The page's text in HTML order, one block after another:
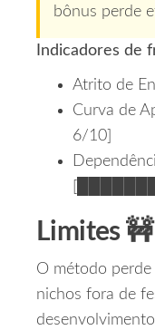
bônus perde
Indicadores de
Atrito de
Curva de
6/10]
Limites 🚧
O método
nichos fora de